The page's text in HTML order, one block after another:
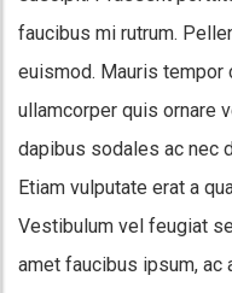
faucibus mi rutrum.
euismod. Mauris tempor
ullamcorper quis ornare
dapibus sodales ac nec
Etiam vulputate erat a
Vestibulum vel feugiat
amet faucibus ipsum, ac